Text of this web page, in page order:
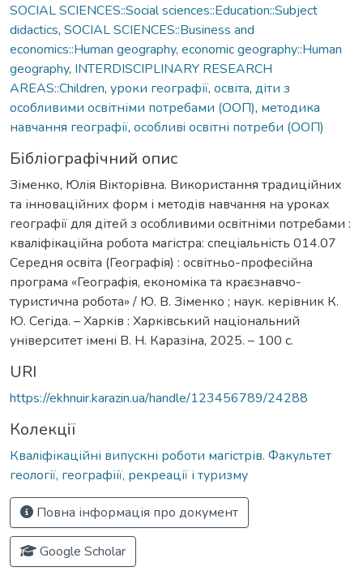
SOCIAL SCIENCES::Social sciences::Education::Subject
didactics, SOCIAL SCIENCES::Business and
economics::Human geography, economic geography::Human
geography, INTERDISCIPLINARY RESEARCH
AREAS::Children, уроки географії, освіта, діти з
особливими освітніми потребами (OOП), методика
навчання географії, особливi освітні потреби (OOП)
Бібліографічний опис
Зіменко, Юлія Вікторівна. Використання традиційних
та інноваційних форм і методів навчання на уроках
географії для дітей з особливими освітніми потребами :
кваліфікаційна робота магістра: спеціальність 014.07
Середня освіта (Географія) : освітньо-професійна
програма «Географія, економіка та краєзнавчо-
туристична робота» / Ю. В. Зіменко ; наук. керівник К.
Ю. Сегіда. – Харків : Харківський національний
університет імені В. Н. Каразіна, 2025. – 100 с.
URI
https://ekhnuir.karazin.ua/handle/123456789/24288
Колекції
Кваліфікаційні випускні роботи магістрів. Факультет
геології, географіії, рекреації і туризму
Повна інформація про документ
Google Scholar